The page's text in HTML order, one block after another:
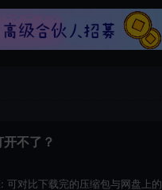
不了？
可对比下载完的压缩包与网盘上的